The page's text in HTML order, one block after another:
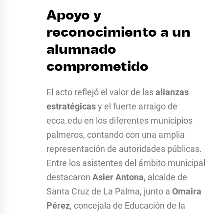
Apoyo y
reconocimiento a un
alumnado
comprometido
El acto reflejó el valor de lasalianzas
estratégicasy el fuerte arraigo de
ecca.edu en los diferentes municipios
palmeros, contando con una amplia
representación de autoridades públicas.
Entre los asistentes del ámbito municipal
destacaron Asier Antona, alcalde de
Santa Cruz de La Palma, junto a Omaira
Pérez, concejala de Educación de la